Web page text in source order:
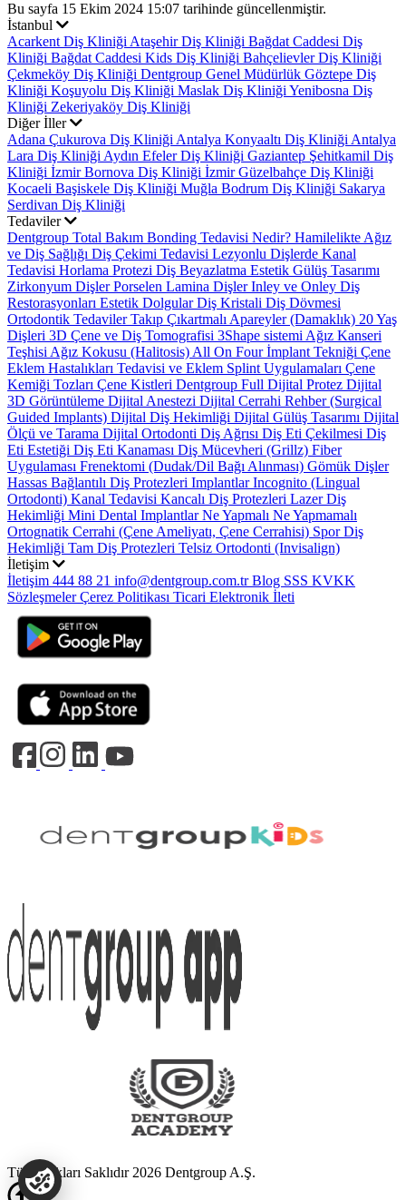
Bu sayfa 15 Ekim 2024 15:07 tarihinde güncellenmiştir.
İstanbul
Acarkent Diş Kliniği Ataşehir Diş Kliniği Bağdat Caddesi Diş
Kliniği Bağdat Caddesi Kids Diş Kliniği Bahçelievler Diş Kliniği
Çekmeköy Diş Kliniği Dentgroup Genel Müdürlük Göztepe Diş
Kliniği Koşuyolu Diş Kliniği Maslak Diş Kliniği Yenibosna Diş
Kliniği Zekeriyaköy Diş Kliniği
Diğer İller
Adana Çukurova Diş Kliniği Antalya Konyaaltı Diş Kliniği Antalya
Lara Diş Kliniği Aydın Efeler Diş Kliniği Gaziantep Şehitkamil Diş
Kliniği İzmir Bornova Diş Kliniği İzmir Güzelbahçe Diş Kliniği
Kocaeli Başiskele Diş Kliniği Muğla Bodrum Diş Kliniği Sakarya
Serdivan Diş Kliniği
Tedaviler
Dentgroup Total Bakım Bonding Tedavisi Nedir? Hamilelikte Ağız
ve Diş Sağlığı Diş Çekimi Tedavisi Lezyonlu Dişlerde Kanal
Tedavisi Horlama Protezi Diş Beyazlatma Estetik Gülüş Tasarımı
Zirkonyum DişlerPorselen Lamina DişlerInley ve Onley Diş
Restorasyonları Estetik DolgularDiş Kristali Diş Dövmesi
Ortodontik TedavilerTakıp Çıkartmalı Apareyler (Damaklık) 20 Yaş
Dişleri 3D Çene ve Diş Tomografisi 3Shape sistemi Ağız Kanseri
Teşhisi Ağız Kokusu (Halitosis) All On Four İmplant Tekniği Çene
Eklem Hastalıkları Tedavisi ve Eklem Splint Uygulamaları Çene
Kemiği Tozları Çene Kistleri Dentgroup Full Dijital Protez Dijital
3D Görüntüleme Dijital Anestezi Dijital Cerrahi Rehber (Surgical
Guided Implants) Dijital Diş Hekimliği Dijital Gülüş Tasarımı Dijital
Ölçü ve Tarama Dijital Ortodonti Diş Ağrısı Diş Eti Çekilmesi Diş
Eti Estetiği Diş Eti Kanaması Diş Mücevheri (Grillz) Fiber
Uygulaması Frenektomi (Dudak/Dil Bağı Alınması) Gömük Dişler
Hassas Bağlantılı Diş Protezleri ImplantlarIncognito (Lingual
Ortodonti) Kanal Tedavisi Kancalı Diş Protezleri Lazer Diş
Hekimliği Mini Dental ImplantlarNe Yapmalı Ne Yapmamalı
Ortognatik Cerrahi (Çene Ameliyatı, Çene Cerrahisi) Spor Diş
Hekimliği Tam Diş Protezleri Telsiz Ortodonti (Invisalign)
İletişim
İletişim 444 88 21 info@dentgroup.com.tr Blog SSS KVKK
SözleşmelerÇerez Politikası Ticari Elektronik İleti
Tüm Hakları Saklıdır 2026 Dentgroup A.Ş.